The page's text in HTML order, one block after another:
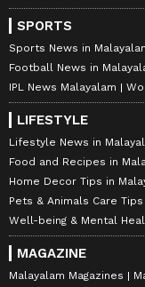
SPORTS
Sports News in
Football News in
IPL News Malayalam
LIFESTYLE
Lifestyle News in
Food and Recipes in
Home Decor Tips in
Pets & Animals Care Tips
Well-being & Mental
MAGAZINE
Malayalam Magazines